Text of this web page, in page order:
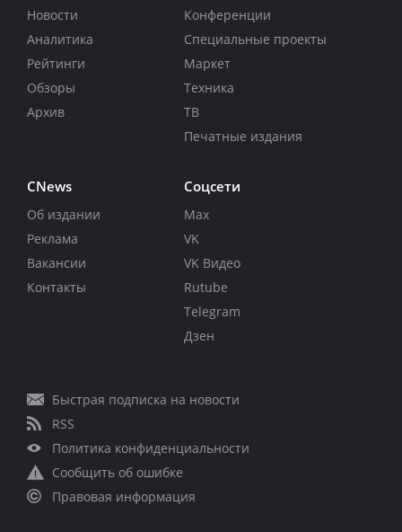
Новости
Аналитика
Рейтинги
Обзоры
Архив
Конференции
Специальные проекты
Маркет
Техника
ТВ
Печатные издания
CNews
Об издании
Реклама
Вакансии
Контакты
Соцсети
Max
VK
VK Видео
Rutube
Telegram
Дзен
Быстрая подписка на новости
RSS
Политика конфиденциальности
Сообщить об ошибке
Правовая информация